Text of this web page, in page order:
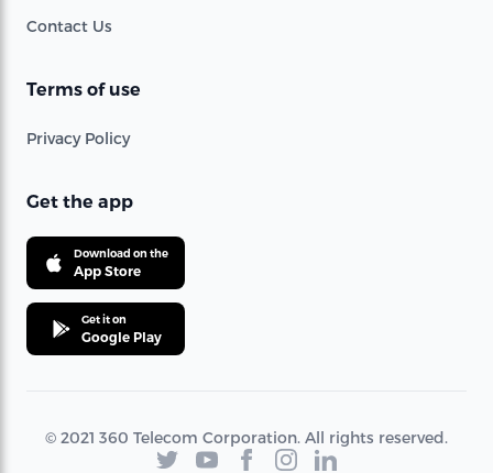
Contact Us
Terms of use
Privacy Policy
Get the app
Download on the
App Store
Get it on
Google Play
© 2021 360 Telecom Corporation. All rights reserved.